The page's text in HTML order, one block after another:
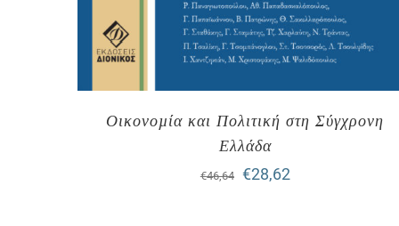
Οικονοµία και Πολιτική στη Σύγχρονη
Ελλάδα
€46,64
Original
€28,62Η